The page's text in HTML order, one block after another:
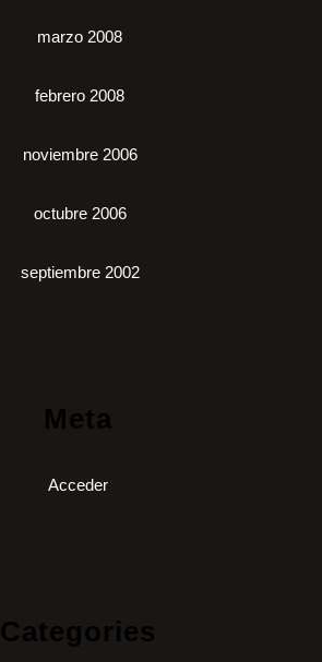
marzo 2008
febrero 2008
noviembre 2006
octubre 2006
septiembre 2002
Meta
Acceder
Categories